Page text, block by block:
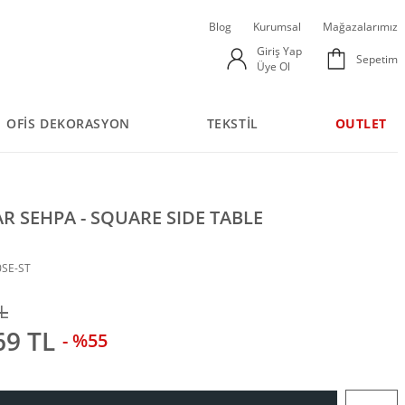
Blog Kurumsal
Mağazalarımız
Giriş Yap
Üye Ol
Sepetim
OFİS DEKORASYON TEKSTİL OUTLET
SEHPA - SQUARE SIDE TABLE
ST
TL - %55